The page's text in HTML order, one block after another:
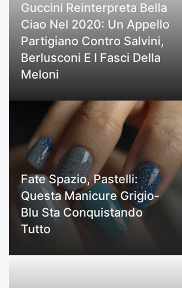
Guccini Reinterpreta Bella
Ciao Nel 2020: Un Appello
Partigiano Contro Salvini,
Berlusconi E I Fasci Della
Meloni
Fate Spazio, Pastelli:
Questa Manicure Grigio-
Blu Sta Conquistando
Tutto